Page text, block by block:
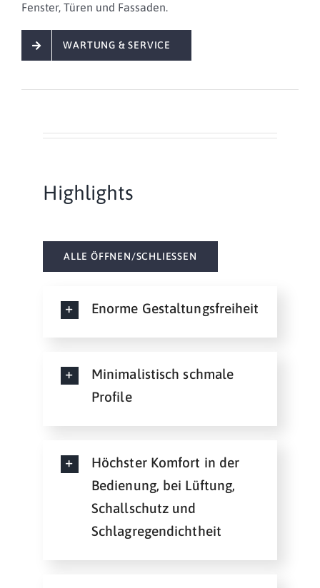
Fenster, Türen und Fassaden.
WARTUNG & SERVICE
Highlights
ALLE ÖFFNEN/SCHLIESSEN
Enorme Gestaltungsfreiheit
Minimalistisch schmale
Profile
Höchster Komfort in der
Bedienung, bei Lüftung,
Schallschutz und
Schlagregendichtheit